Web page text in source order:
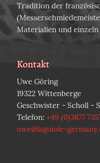
Tradition der
Materialien und
Kontakt
Uwe Göring
19322 Wittenberge
Geschwister - Scholl -
Telefon: +49 (0)3877
uwe@laguiole-